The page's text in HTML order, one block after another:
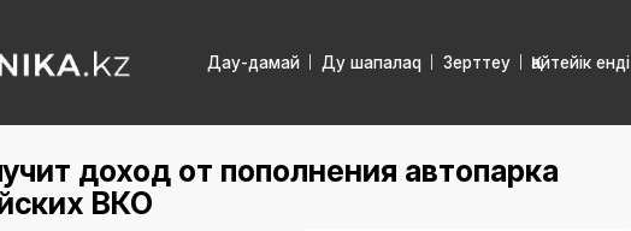
Дау-дамай Ду шапалаq Зерттеу Қайтейік енді
доход от пополнения автопарка
ВКО